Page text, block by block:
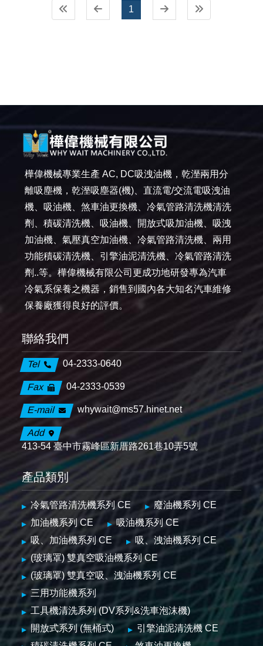
1
樺偉機械專業生產 AC, DC吸洩油機，乾溼兩用分
離吸塵機，乾溼吸塵器(機)、直流電/交流電吸洩油
機、吸油機、煞車油更換機、冷氣管路清洗機清洗
劑、積碳清洗機、吸油機、開放式吸加油機、吸洩
加油機、氣壓真空加油機、冷氣管路清洗機、兩用
功能積碳清洗機、引擎油泥清洗機、冷氣管路清洗
劑..等。樺偉機械有限公司更成功地研發專為汽車
冷氣系保養之機器，銷售到國內各大知名汽車維修
保養廠獲得良好的評價。
聯絡我們
Tel 04-2333-0640
Fax 04-2333-0539
E-mail whywait@ms57.hinet.net
Add
413-54 臺中市霧峰區新厝路261巷10弄5號
產品類別
冷氣管路清洗機系列 CE
廢油機系列 CE
加油機系列 CE
吸油機系列 CE
吸、加油機系列 CE
吸、洩油機系列 CE
(玻璃罩) 雙真空吸油機系列 CE
(玻璃罩) 雙真空吸、洩油機系列 CE
三用功能機系列
工具機清洗系列 (DV系列&洗車泡沫機)
開放式系列 (無桶式)
引擎油泥清洗機 CE